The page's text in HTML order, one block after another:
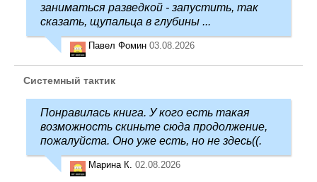
заниматься разведкой - запустить, так
сказать, щупальца в глубины ...
Павел Фомин 03.08.2026
Системный тактик
Понравилась книга. У кого есть такая
возможность скиньте сюда продолжение,
пожалуйста. Оно уже есть, но не здесь((.
Марина К. 02.08.2026